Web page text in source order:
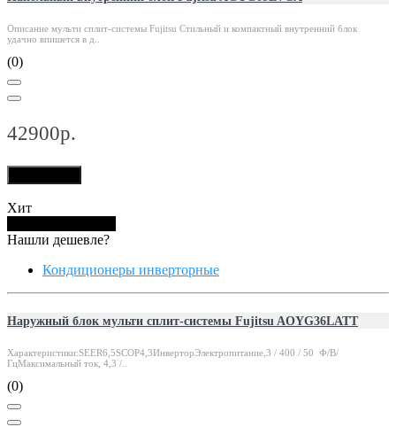
Описание мульти сплит-системы Fujitsu Стильный и компактный внутренний блок
удачно впишется в д..
(0)
42900р.
Хит
Нашли дешевле?
Кондиционеры инверторные
Наружный блок мульти сплит-системы Fujitsu AOYG36LATT
Характеристики:SEER6,5SCOP4,3ИнверторЭлектропитание,3 / 400 / 50 Ф/В/
ГцМаксимальный ток, 4,3 /..
(0)